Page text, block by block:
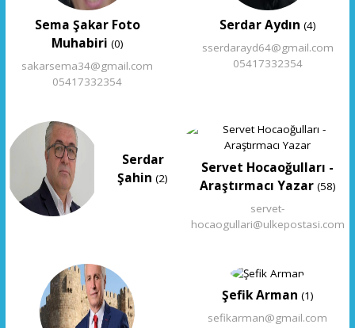
Sema Şakar Foto
Muhabiri (0)
sakarsema34@gmail.com
05417332354
Serdar Aydın (4)
sserdarayd64@gmail.com
05417332354
Serdar
Şahin (2)
Servet Hocaoğulları -
Araştırmacı Yazar(58)
servet-
hocaogullari@ulkepostasi.com
Şefik Arman (1)
sefikarman@gmail.com